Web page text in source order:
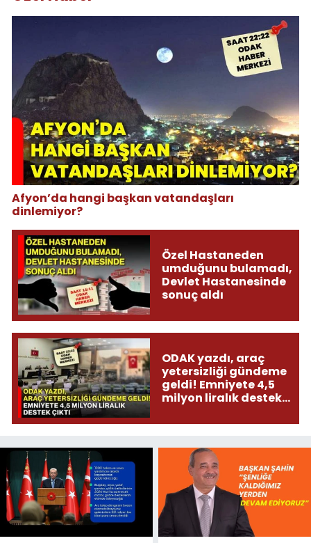
Afyon’da hangi başkan vatandaşları
dinlemiyor?
Özel Hastaneden
umduğunu bulamadı,
Devlet Hastanesinde
sonuç aldı
ODAK yazdı, araç
yetersizliği gündeme
geldi! Emniyete 4,5
milyon liralık destek